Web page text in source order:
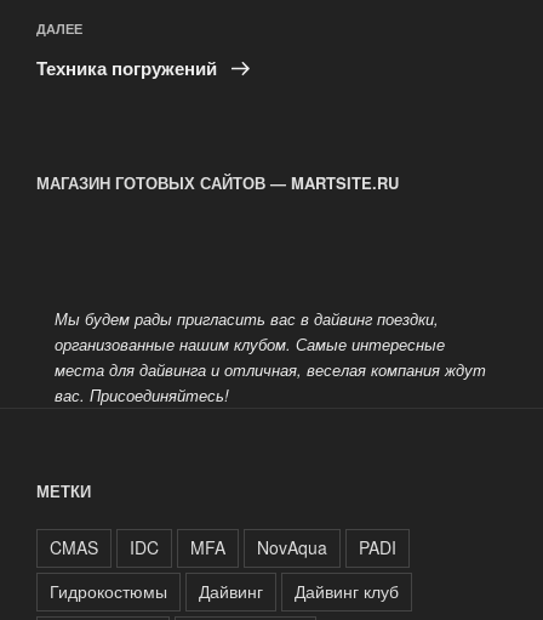
Следующая
запись
ДАЛЕЕ
Техника погружений
МАГАЗИН ГОТОВЫХ САЙТОВ — MARTSITE.RU
Мы будем рады пригласить вас в дайвинг поездки,
организованные нашим клубом. Самые интересные
места для дайвинга и отличная, веселая компания ждут
вас. Присоединяйтесь!
МЕТКИ
CMAS IDC MFA NovAqua
PADI
Гидрокостюмы
Дайвинг
Дайвинг клуб